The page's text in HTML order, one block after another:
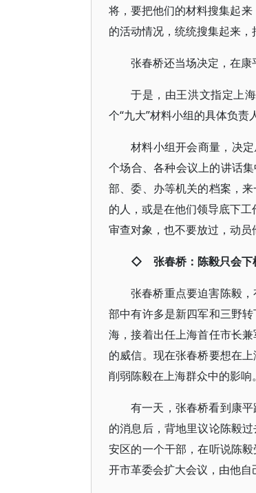
将，要把他们的材料搜集起来
的活动情况，统统搜集起来
张春桥还当场决定，在康
于是，由王洪文指定上
个“九大”材料小组的具体负责人
材料小组开会商量，决
个场合、各种会议上的讲话
部、委、办等机关的档案，
的人，或是在他们领导底下工
审查对象，也不要放过，动员
◇ 张春桥：陈毅只会下
张春桥重点要迫害陈毅
部中有许多是新四军和三野
海，接着出任上海首任市长
的威信。现在张春桥要想在
削弱陈毅在上海群众中的影响。
有一天，张春桥看到康
的消息后，背地里议论陈毅
安区的一个干部，在听说陈
开市革委会扩大会议，由他自